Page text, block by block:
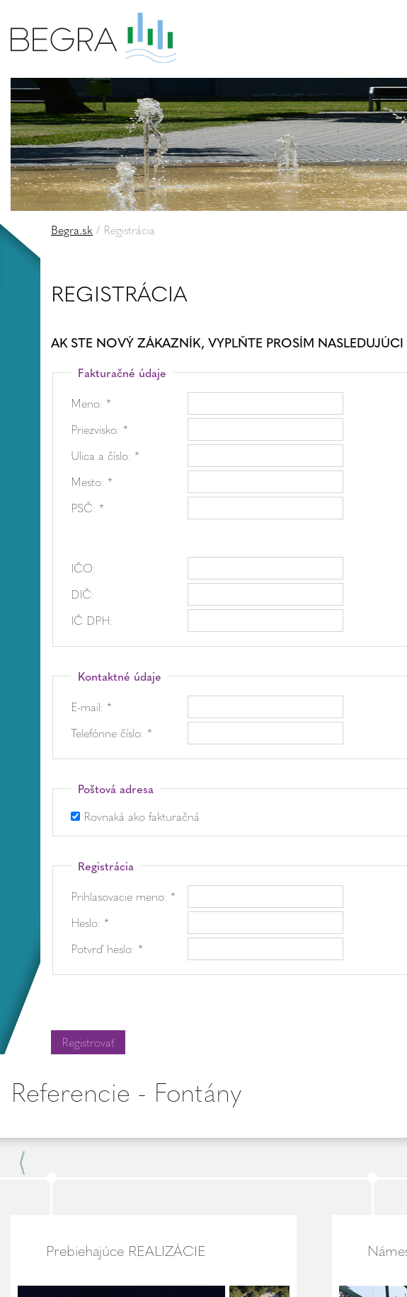
Begra.sk / Registrácia
REGISTRÁCIA
AK STE NOVÝ ZÁKAZNÍK, VYPLŇTE PROSÍM
Fakturačné údaje
Meno: *
Priezvisko: *
Ulica a číslo: *
Mesto: *
PSČ: *
IČO:
DIČ:
IČ DPH:
Kontaktné údaje
E-mail: *
Telefónne číslo: *
Poštová adresa
Rovnaká ako fakturačná
Registrácia
Prihlasovacie meno: *
Heslo: *
Potvrď heslo: *
Referencie - Fontány
Prebiehajúce REALIZÁCIE